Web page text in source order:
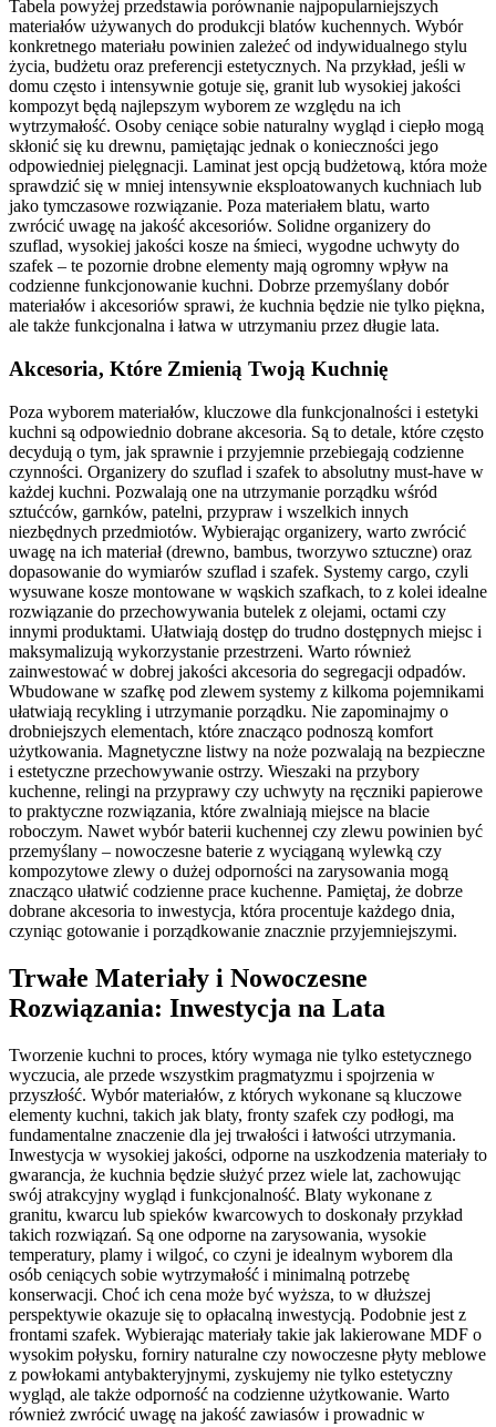
Tabela powyżej przedstawia porównanie najpopularniejszych
materiałów używanych do produkcji blatów kuchennych. Wybór
konkretnego materiału powinien zależeć od indywidualnego stylu
życia, budżetu oraz preferencji estetycznych. Na przykład, jeśli w
domu często i intensywnie gotuje się, granit lub wysokiej jakości
kompozyt będą najlepszym wyborem ze względu na ich
wytrzymałość. Osoby ceniące sobie naturalny wygląd i ciepło mogą
skłonić się ku drewnu, pamiętając jednak o konieczności jego
odpowiedniej pielęgnacji. Laminat jest opcją budżetową, która może
sprawdzić się w mniej intensywnie eksploatowanych kuchniach lub
jako tymczasowe rozwiązanie. Poza materiałem blatu, warto
zwrócić uwagę na jakość akcesoriów. Solidne organizery do
szuflad, wysokiej jakości kosze na śmieci, wygodne uchwyty do
szafek – te pozornie drobne elementy mają ogromny wpływ na
codzienne funkcjonowanie kuchni. Dobrze przemyślany dobór
materiałów i akcesoriów sprawi, że kuchnia będzie nie tylko piękna,
ale także funkcjonalna i łatwa w utrzymaniu przez długie lata.
Akcesoria, Które Zmienią Twoją Kuchnię
Poza wyborem materiałów, kluczowe dla funkcjonalności i estetyki
kuchni są odpowiednio dobrane akcesoria. Są to detale, które często
decydują o tym, jak sprawnie i przyjemnie przebiegają codzienne
czynności. Organizery do szuflad i szafek to absolutny must-have w
każdej kuchni. Pozwalają one na utrzymanie porządku wśród
sztućców, garnków, patelni, przypraw i wszelkich innych
niezbędnych przedmiotów. Wybierając organizery, warto zwrócić
uwagę na ich materiał (drewno, bambus, tworzywo sztuczne) oraz
dopasowanie do wymiarów szuflad i szafek. Systemy cargo, czyli
wysuwane kosze montowane w wąskich szafkach, to z kolei idealne
rozwiązanie do przechowywania butelek z olejami, octami czy
innymi produktami. Ułatwiają dostęp do trudno dostępnych miejsc i
maksymalizują wykorzystanie przestrzeni. Warto również
zainwestować w dobrej jakości akcesoria do segregacji odpadów.
Wbudowane w szafkę pod zlewem systemy z kilkoma pojemnikami
ułatwiają recykling i utrzymanie porządku. Nie zapominajmy o
drobniejszych elementach, które znacząco podnoszą komfort
użytkowania. Magnetyczne listwy na noże pozwalają na bezpieczne
i estetyczne przechowywanie ostrzy. Wieszaki na przybory
kuchenne, relingi na przyprawy czy uchwyty na ręczniki papierowe
to praktyczne rozwiązania, które zwalniają miejsce na blacie
roboczym. Nawet wybór baterii kuchennej czy zlewu powinien być
przemyślany – nowoczesne baterie z wyciąganą wylewką czy
kompozytowe zlewy o dużej odporności na zarysowania mogą
znacząco ułatwić codzienne prace kuchenne. Pamiętaj, że dobrze
dobrane akcesoria to inwestycja, która procentuje każdego dnia,
czyniąc gotowanie i porządkowanie znacznie przyjemniejszymi.
Trwałe Materiały i Nowoczesne
Rozwiązania: Inwestycja na Lata
Tworzenie kuchni to proces, który wymaga nie tylko estetycznego
wyczucia, ale przede wszystkim pragmatyzmu i spojrzenia w
przyszłość. Wybór materiałów, z których wykonane są kluczowe
elementy kuchni, takich jak blaty, fronty szafek czy podłogi, ma
fundamentalne znaczenie dla jej trwałości i łatwości utrzymania.
Inwestycja w wysokiej jakości, odporne na uszkodzenia materiały to
gwarancja, że kuchnia będzie służyć przez wiele lat, zachowując
swój atrakcyjny wygląd i funkcjonalność. Blaty wykonane z
granitu, kwarcu lub spieków kwarcowych to doskonały przykład
takich rozwiązań. Są one odporne na zarysowania, wysokie
temperatury, plamy i wilgoć, co czyni je idealnym wyborem dla
osób ceniących sobie wytrzymałość i minimalną potrzebę
konserwacji. Choć ich cena może być wyższa, to w dłuższej
perspektywie okazuje się to opłacalną inwestycją. Podobnie jest z
frontami szafek. Wybierając materiały takie jak lakierowane MDF o
wysokim połysku, forniry naturalne czy nowoczesne płyty meblowe
z powłokami antybakteryjnymi, zyskujemy nie tylko estetyczny
wygląd, ale także odporność na codzienne użytkowanie. Warto
również zwrócić uwagę na jakość zawiasów i prowadnic w